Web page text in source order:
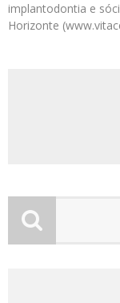
implantodontia e
Horizonte